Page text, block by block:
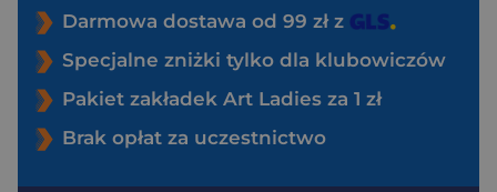
Darmowa dostawa od 99 zł z
Specjalne zniżki tylko dla klubowiczów
Pakiet zakładek Art Ladies za 1 zł
Brak opłat za uczestnictwo